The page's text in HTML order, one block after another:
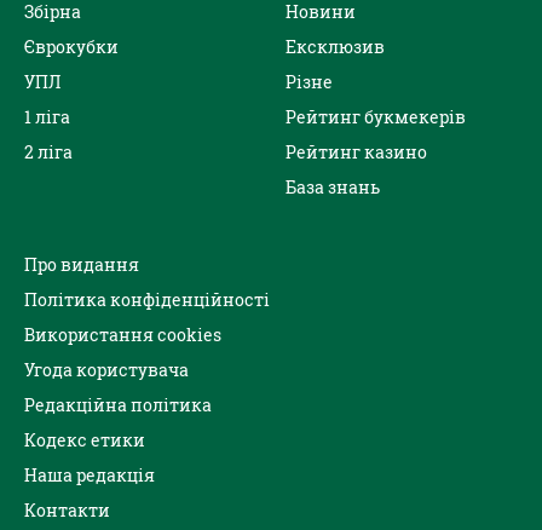
Збірна
Єврокубки
УПЛ
1 ліга
2 ліга
Новини
Ексклюзив
Різне
Рейтинг букмекерів
Рейтинг казино
База знань
Про видання
Політика конфіденційності
Використання cookies
Угода користувача
Редакційна політика
Кодекс етики
Наша редакція
Контакти